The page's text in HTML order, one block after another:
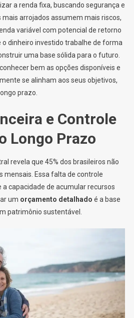
a renda fixa, buscando segurança e
mais arrojados assumem mais riscos,
variável com potencial de retorno
o dinheiro investido trabalhe de forma
uma base sólida para o futuro.
bem as opções disponíveis e
se alinham aos seus objetivos,
prazo.
e Controle
Longo Prazo
revela que 45% dos brasileiros não
mensais. Essa falta de controle
capacidade de acumular recursos
um orçamento detalhado é a base
patrimônio sustentável.